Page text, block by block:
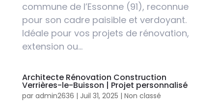
commune de l’Essonne (91), reconnue
pour son cadre paisible et verdoyant.
Idéale pour vos projets de rénovation,
extension ou...
Architecte Rénovation Construction
Verrières-le-Buisson | Projet personnalisé
par admin2636 | Juil 31, 2025 | Non classé